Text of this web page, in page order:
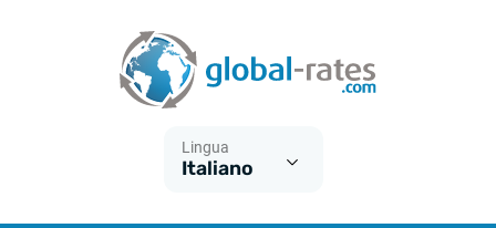
Lingua
Italiano
Cos'è l'inflazione CPI?
Cos'è l'inflazione HICP?
Tassi storici Euribor
Calcolatore dell’inflazione